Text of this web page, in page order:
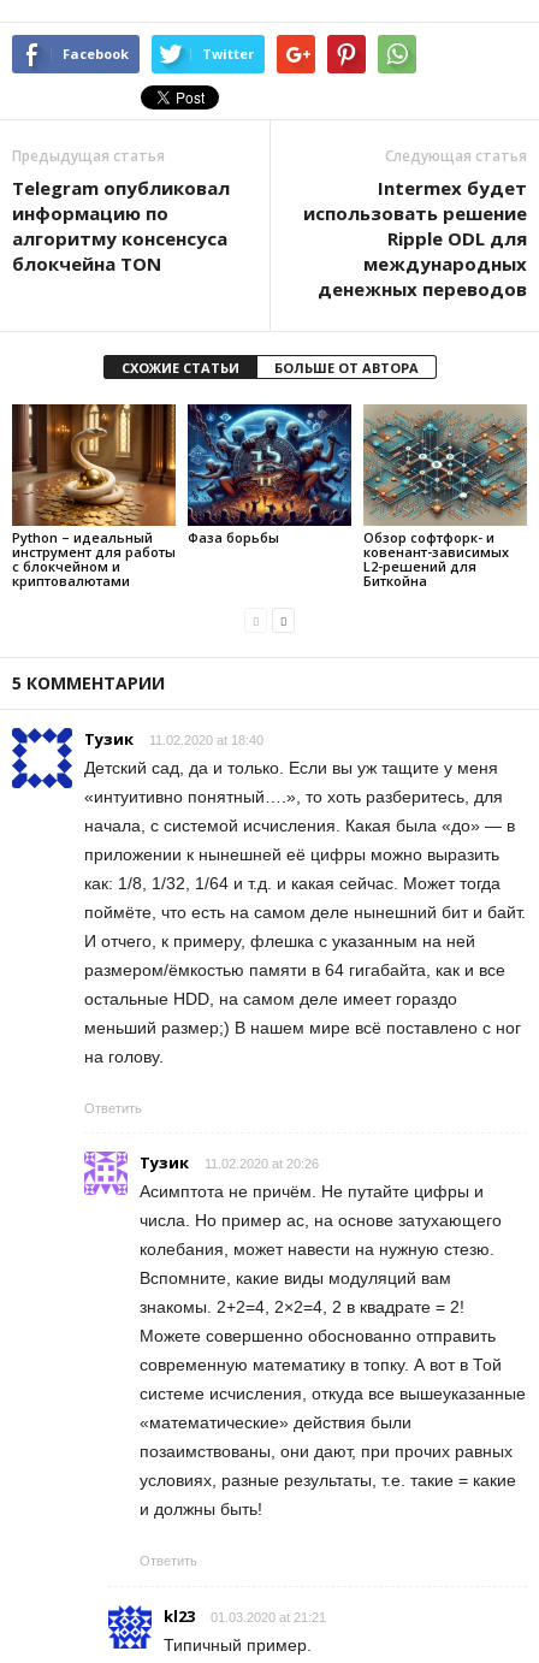
Facebook Twitter
Предыдущая статья
Telegram опубликовал
информацию по
алгоритму консенсуса
блокчейна TON
Следующая статья
Intermex будет
использовать решение
Ripple ODL для
международных
денежных переводов
СХОЖИЕ СТАТЬИ БОЛЬШЕ ОТ АВТОРА
Python – идеальный
инструмент для работы
с блокчейном и
криптовалютами
Фаза борьбы
Обзор софтфорк- и
ковенант-зависимых
L2-решений для
Биткойна
5 КОММЕНТАРИИ
Тузик 11.02.2020 at 18:40
Детский сад, да и только. Если вы уж тащите у меня
«интуитивно понятный….», то хоть разберитесь, для
начала, с системой исчисления. Какая была «до» — в
приложении к нынешней её цифры можно выразить
как: 1/8, 1/32, 1/64 и т.д. и какая сейчас. Может тогда
поймёте, что есть на самом деле нынешний бит и байт.
И отчего, к примеру, флешка с указанным на ней
размером/ёмкостью памяти в 64 гигабайта, как и все
остальные HDD, на самом деле имеет гораздо
меньший размер;) В нашем мире всё поставлено с ног
на голову.
Ответить
Тузик 11.02.2020 at 20:26
Асимптота не причём. Не путайте цифры и
числа. Но пример ас, на основе затухающего
колебания, может навести на нужную стезю.
Вспомните, какие виды модуляций вам
знакомы. 2+2=4, 2×2=4, 2 в квадрате = 2!
Можете совершенно обоснованно отправить
современную математику в топку. А вот в Той
системе исчисления, откуда все вышеуказанные
«математические» действия были
позаимствованы, они дают, при прочих равных
условиях, разные результаты, т.е. такие = какие
и должны быть!
Ответить
kl23 01.03.2020 at 21:21
Типичный пример.